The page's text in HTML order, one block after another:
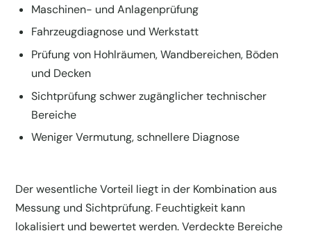
Maschinen- und Anlagenprüfung
Fahrzeugdiagnose und Werkstatt
Prüfung von Hohlräumen, Wandbereichen, Böden
und Decken
Sichtprüfung schwer zugänglicher technischer
Bereiche
Weniger Vermutung, schnellere Diagnose
Der wesentliche Vorteil liegt in der Kombination aus
Messung und Sichtprüfung. Feuchtigkeit kann
lokalisiert und bewertet werden. Verdeckte Bereiche